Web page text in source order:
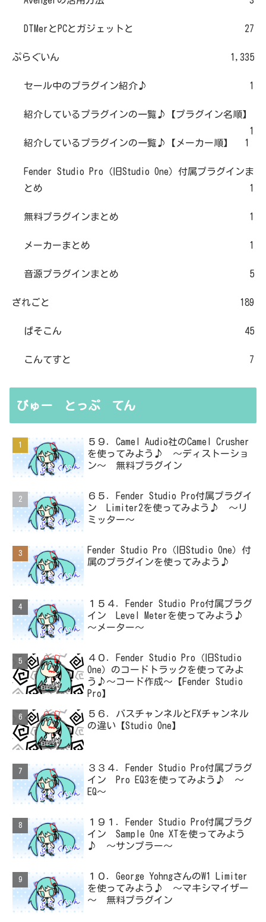
DTMerとPCとガジェットと 27
ぷらぐいん 1,335
セール中のプラグイン紹介♪ 1
紹介しているプラグインの一覧♪【プラグイン名順】
1
紹介しているプラグインの一覧♪【メーカー順】
1
Fender Studio Pro（旧Studio One）付属プラグインま
とめ
1
無料プラグインまとめ 1
メーカーまとめ 1
音源プラグインまとめ 5
ざれごと 189
ぱそこん 45
こんてすと 7
びゅー とっぷ てん
５９．Camel Audio社のCamel Crusher
を使ってみよう♪ ～ディストーショ
ン～ 無料プラグイン
６５．Fender Studio Pro付属プラグイ
ン Limiter2を使ってみよう♪ ～リ
ミッター～
Fender Studio Pro（旧Studio One）付
属のプラグインを使ってみよう♪
１５４．Fender Studio Pro付属プラグ
イン Level Meterを使ってみよう♪
～メーター～
４０．Fender Studio Pro（旧Studio
One）のコードトラックを使ってみよ
う♪～コード作成～【Fender Studio
Pro】
５６．バスチャンネルとFXチャンネル
の違い【Studio One】
３３４．Fender Studio Pro付属プラグ
イン Pro EQ3を使ってみよう♪ ～
EQ～
１９１．Fender Studio Pro付属プラグ
イン Sample One XTを使ってみよう
♪ ～サンプラー～
１０．George YohngさんのW1 Limiter
を使ってみよう♪ ～マキシマイザー
～ 無料プラグイン